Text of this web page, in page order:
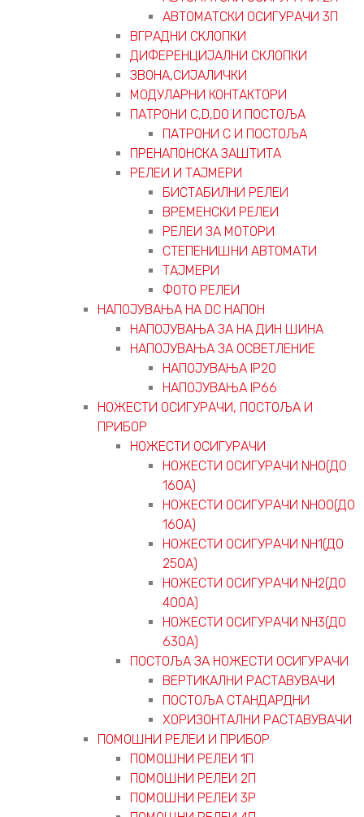
АВТОМАТСКИ ОСИГУРАЧИ 3П
ВГРАДНИ СКЛОПКИ
ДИФЕРЕНЦИЈАЛНИ СКЛОПКИ
ЗВОНА,СИЈАЛИЧКИ
МОДУЛАРНИ КОНТАКТОРИ
ПАТРОНИ C,D,D0 И ПОСТОЉА
ПАТРОНИ C И ПОСТОЉА
ПРЕНАПОНСКА ЗАШТИТА
РЕЛЕИ И ТАЈМЕРИ
БИСТАБИЛНИ РЕЛЕИ
ВРЕМЕНСКИ РЕЛЕИ
РЕЛЕИ ЗА МОТОРИ
СТЕПЕНИШНИ АВТОМАТИ
ТАЈМЕРИ
ФОТО РЕЛЕИ
НАПОЈУВАЊА НА DC НАПОН
НАПОЈУВАЊА ЗА НА ДИН ШИНА
НАПОЈУВАЊА ЗА ОСВЕТЛЕНИЕ
НАПОЈУВАЊА IP20
НАПОЈУВАЊА IP66
НОЖЕСТИ ОСИГУРАЧИ, ПОСТОЉА И
ПРИБОР
НОЖЕСТИ ОСИГУРАЧИ
НОЖЕСТИ ОСИГУРАЧИ NH0(ДО
160А)
НОЖЕСТИ ОСИГУРАЧИ NH00(ДО
160А)
НОЖЕСТИ ОСИГУРАЧИ NH1(ДО
250А)
НОЖЕСТИ ОСИГУРАЧИ NH2(ДО
400А)
НОЖЕСТИ ОСИГУРАЧИ NH3(ДО
630А)
ПОСТОЉА ЗА НОЖЕСТИ ОСИГУРАЧИ
ВЕРТИКАЛНИ РАСТАВУВАЧИ
ПОСТОЉА СТАНДАРДНИ
ХОРИЗОНТАЛНИ РАСТАВУВАЧИ
ПОМОШНИ РЕЛЕИ И ПРИБОР
ПОМОШНИ РЕЛЕИ 1П
ПОМОШНИ РЕЛЕИ 2П
ПОМОШНИ РЕЛЕИ 3P